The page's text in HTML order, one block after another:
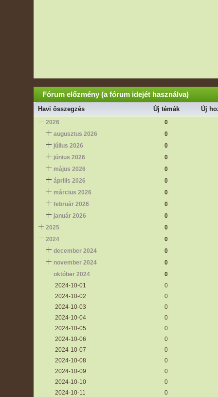
Fórum előzmény (a fórum idejét használva)
Havi összegzés Új témák Új
2026
0
augusztus 2026
0
július 2026
0
június 2026
0
május 2026
0
április 2026
0
március 2026
0
február 2026
0
január 2026
0
2025
0
2024
0
december 2024
0
november 2024
0
október 2024
0
2024-10-01
0
2024-10-02
0
2024-10-03
0
2024-10-04
0
2024-10-05
0
2024-10-06
0
2024-10-07
0
2024-10-08
0
2024-10-09
0
2024-10-10
0
2024-10-11
0